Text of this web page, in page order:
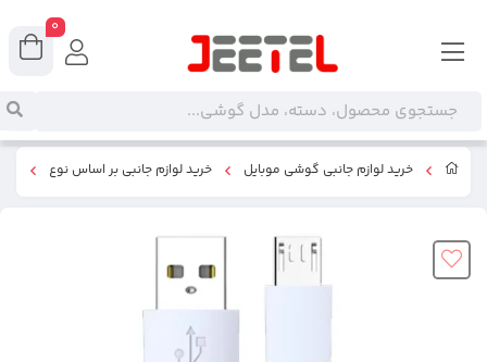
خرید لوازم جانبی گوشی موبایل خرید لوازم جانبی بر اساس نوع
0